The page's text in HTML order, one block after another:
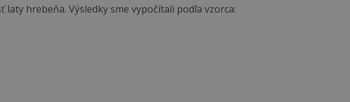
hrebeňa. Výsledky sme vypočítali podľa vzorca: